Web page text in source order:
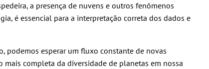
a presença de nuvens e outros fenômenos
é essencial para a interpretação correta dos dados e
podemos esperar um fluxo constante de novas
mais completa da diversidade de planetas em nossa